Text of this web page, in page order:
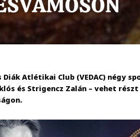
Diák Atlétikai Club (VEDAC) négy
és Strigencz Zalán – vehet